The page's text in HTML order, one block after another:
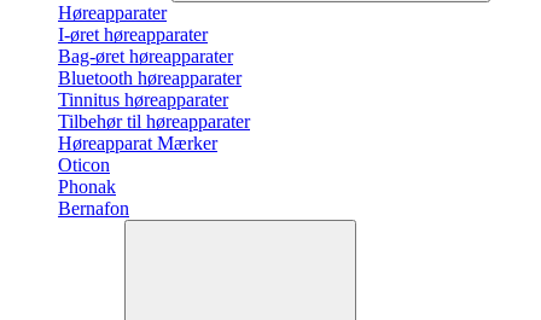
Høreapparater
I-øret høreapparater
Bag-øret høreapparater
Bluetooth høreapparater
Tinnitus høreapparater
Tilbehør til høreapparater
Høreapparat Mærker
Oticon
Phonak
Bernafon